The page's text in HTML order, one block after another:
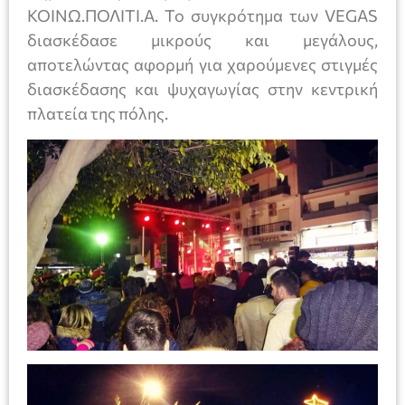
ΚΟΙΝΩ.ΠΟΛΙΤΙ.Α. Το συγκρότημα των VEGAS
διασκέδασε μικρούς και μεγάλους,
αποτελώντας αφορμή για χαρούμενες στιγμές
διασκέδασης και ψυχαγωγίας στην κεντρική
πλατεία της πόλης.